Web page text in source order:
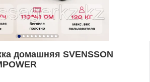
домашняя SVENSSON